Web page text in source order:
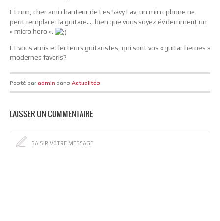
Et non, cher ami chanteur de Les Savy Fav, un microphone ne
peut remplacer la guitare…, bien que vous soyez évidemment un
« micro hero ».
Et vous amis et lecteurs guitaristes, qui sont vos « guitar heroes »
modernes favoris?
Posté par admin dans Actualités
LAISSER UN COMMENTAIRE